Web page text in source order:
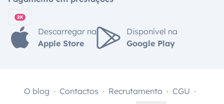
Descarregar na
Apple Store
Disponível na
Google Play
O blog Contactos Recrutamento CGU